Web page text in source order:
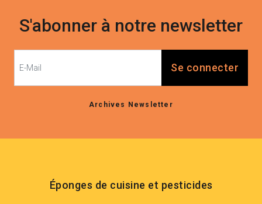
S'abonner à notre newsletter
Se connecter
Archives Newsletter
Éponges de cuisine et pesticides